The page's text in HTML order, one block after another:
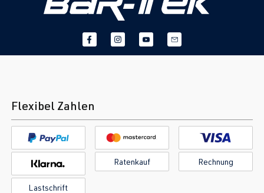
Flexibel Zahlen
Ratenkauf Rechnung
Lastschrift